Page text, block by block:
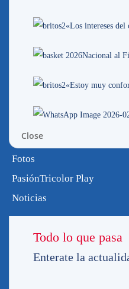
«Los intereses del
Nacional al
«Estoy muy
Close
Fotos
PasiónTricolor Play
Noticias
Todo lo que pasa
Enterate la
camioneta
siniestro
¡Vamos
fuente